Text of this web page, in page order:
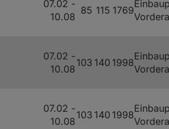
07.02 -
10.08
85 115 1769
07.02 -
10.08
103 140 1998
07.02 -
10.08
103 140 1998